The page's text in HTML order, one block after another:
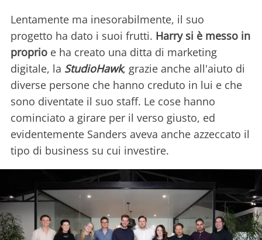
Lentamente ma inesorabilmente, il suo
progetto ha dato i suoi frutti. Harry si è messo in
proprio e ha creato una ditta di marketing
digitale, la StudioHawk, grazie anche all'aiuto di
diverse persone che hanno creduto in lui e che
sono diventate il suo staff. Le cose hanno
cominciato a girare per il verso giusto, ed
evidentemente Sanders aveva anche azzeccato il
tipo di business su cui investire.